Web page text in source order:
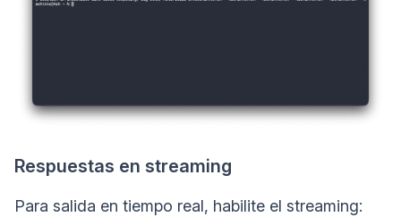
Respuestas en streaming
Para salida en tiempo real, habilite el streaming: